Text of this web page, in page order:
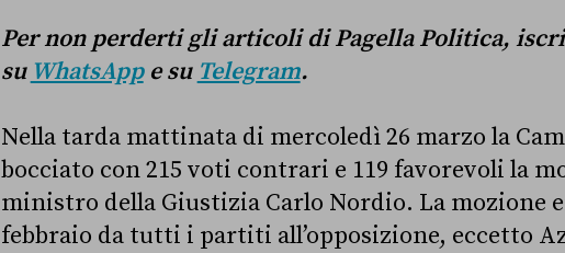
Per non perderti gli articoli di Pagella Politica,
su WhatsAppe su Telegram.
Nella tarda mattinata di mercoledì 26 marzo la
bocciato con 215 voti contrari e 119 favorevoli la
ministro della Giustizia Carlo Nordio. La mozione
febbraio da tutti i partiti all’opposizione, eccetto